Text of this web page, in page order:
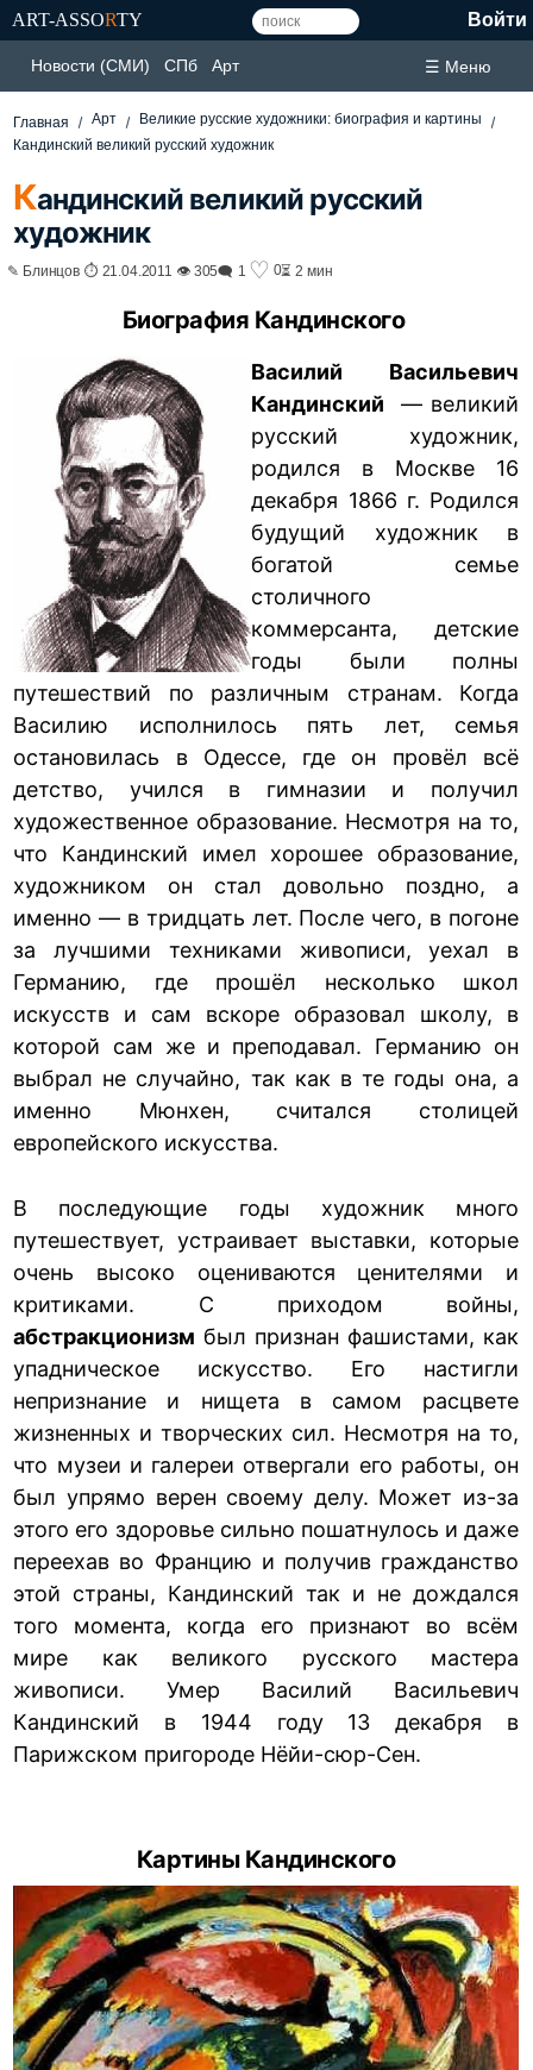
ART-ASSORTY Войти
Новости (СМИ) СПб Арт ☰ Меню
Главная Арт
Великие русские художники: биография и картины
Кандинский великий русский художник
Кандинский великий русский
художник
✎ Блинцов ⏱ 21.04.2011 👁 305🗨 1 ♡ 0⏳ 2 мин
Биография Кандинского
Василий Васильевич
Кандинский — великий
русский художник,
родился в Москве 16
декабря 1866 г. Родился
будущий художник в
богатой семье
столичного
коммерсанта, детские
годы были полны
путешествий по различным странам. Когда
Василию исполнилось пять лет, семья
остановилась в Одессе, где он провёл всё
детство, учился в гимназии и получил
художественное образование. Несмотря на то,
что Кандинский имел хорошее образование,
художником он стал довольно поздно, а
именно — в тридцать лет. После чего, в погоне
за лучшими техниками живописи, уехал в
Германию, где прошёл несколько школ
искусств и сам вскоре образовал школу, в
которой сам же и преподавал. Германию он
выбрал не случайно, так как в те годы она, а
именно Мюнхен, считался столицей
европейского искусства.
В последующие годы художник много
путешествует, устраивает выставки, которые
очень высоко оцениваются ценителями и
критиками. С приходом войны,
абстракционизм был признан фашистами, как
упадническое искусство. Его настигли
непризнание и нищета в самом расцвете
жизненных и творческих сил. Несмотря на то,
что музеи и галереи отвергали его работы, он
был упрямо верен своему делу. Может из-за
этого его здоровье сильно пошатнулось и даже
переехав во Францию и получив гражданство
этой страны, Кандинский так и не дождался
того момента, когда его признают во всём
мире как великого русского мастера
живописи. Умер Василий Васильевич
Кандинский в 1944 году 13 декабря в
Парижском пригороде Нёйи-сюр-Сен.
Картины Кандинского